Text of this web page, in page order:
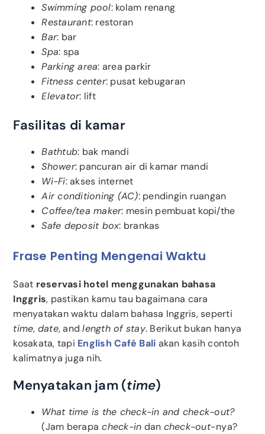
Swimming pool: kolam renang
Restaurant: restoran
Bar: bar
Spa: spa
Parking area: area parkir
Fitness center: pusat kebugaran
Elevator: lift
Fasilitas di kamar
Bathtub: bak mandi
Shower: pancuran air di kamar mandi
Wi-Fi: akses internet
Air conditioning (AC): pendingin ruangan
Coffee/tea maker: mesin pembuat kopi/the
Safe deposit box: brankas
Frase Penting Mengenai Waktu
Saat reservasi hotel menggunakan bahasa
Inggris, pastikan kamu tau bagaimana cara
menyatakan waktu dalam bahasa Inggris, seperti
time, date, andlength of stay. Berikut bukan hanya
kosakata, tapi English Café Bali akan kasih contoh
kalimatnya juga nih.
Menyatakan jam (time)
What time is the check-in and check-out?
(Jam berapa check-in dan check-out-nya?